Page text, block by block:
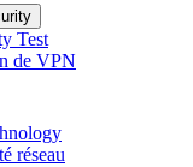
Test
de VPN
réseau